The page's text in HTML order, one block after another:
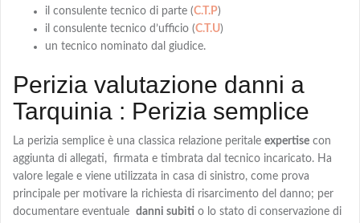
il consulente tecnico di parte (C.T.P)
il consulente tecnico d’ufficio (C.T.U)
un tecnico nominato dal giudice.
Perizia valutazione danni a
Tarquinia : Perizia semplice
La perizia semplice è una classica relazione peritale expertise con
aggiunta di allegati, firmata e timbrata dal tecnico incaricato. Ha
valore legale e viene utilizzata in casa di sinistro, come prova
principale per motivare la richiesta di risarcimento del danno; per
documentare eventuale danni subiti o lo stato di conservazione di